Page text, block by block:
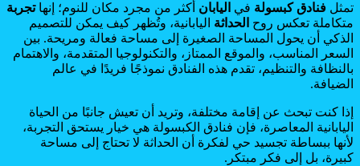
تمثل فنادق كبسولة في اليابان أكثر من مجرد مكان للنوم؛ إنهاتجربة
متكاملة تعكس روح الحداثة اليابانية، وتُظهر كيف يمكن للتصميم
الذكي أن يحول المساحة الصغيرة إلى مساحة فعالة ومريحة. بين
السعر المناسب، والموقع الممتاز، والتكنولوجيا المتقدمة، والاهتمام
بالنظافة والتنظيم، تقدم هذه الفنادق نموذجًا فريدًا في عالم
الضيافة.
إذا كنت تبحث عن إقامة مختلفة، وتريد أن تعيش جانبًا من الحياة
اليابانية المعاصرة، فإن فنادق الكبسولة هي خيار يستحق التجربة،
لأنها ببساطة تجسيد حي لفكرة أن الحداثة لا تحتاج إلى مساحة
كبيرة، بل إلى فكر مبتكر.